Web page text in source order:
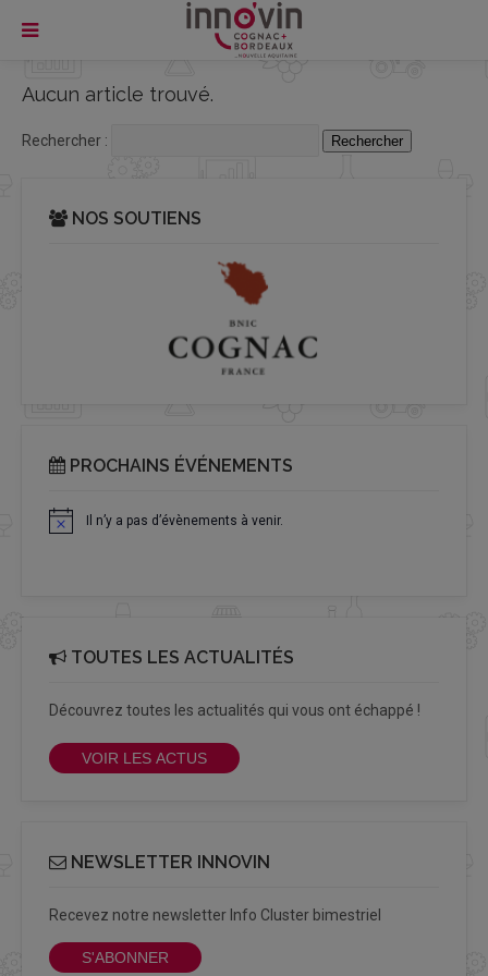
Aucun article trouvé.
Rechercher :
NOS SOUTIENS
PROCHAINS ÉVÉNEMENTS
Notice Il n’y a pas d’évènements à venir.
TOUTES LES ACTUALITÉS
Découvrez toutes les actualités qui vous ont échappé !
VOIR LES ACTUS
NEWSLETTER INNOVIN
Recevez notre newsletter Info Cluster bimestriel
S'ABONNER